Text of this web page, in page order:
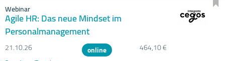
Webinar
Agile HR: Das neue Mindset im
Personalmanagement
21.10.26 online
464,10 €